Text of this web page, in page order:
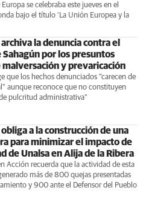
se celebraba este jueves en el
bajo el título ‘La Unión Europea y la
archiva la denuncia contra el
Sahagún por los presuntos
y prevaricación
que los hechos denunciados "carecen de
aunque reconoce que no constituyen
pulcritud administrativa"
obliga a la construcción de una
para minimizar el impacto de
de Unalsa en Alija de la Ribera
Acción recuerda que la actividad de esta
más de 800 quejas presentadas
y 900 ante el Defensor del Pueblo